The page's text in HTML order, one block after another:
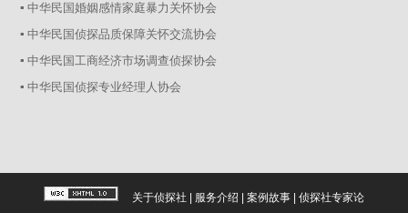
▪ 中华民国婚姻感情家庭暴力关怀协会
▪ 中华民国侦探品质保障关怀交流协会
▪ 中华民国工商经济市场调查侦探协会
▪ 中华民国侦探专业经理人协会
关于侦探社 服务介绍 案例故事| 侦探社专家论